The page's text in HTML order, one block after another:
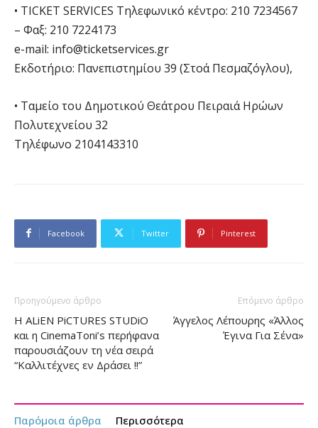
• TICKET SERVICES Τηλεφωνικό κέντρο: 210 7234567
– Φαξ: 210 7224173
e-mail: info@ticketservices.gr
Εκδοτήριο: Πανεπιστημίου 39 (Στοά Πεσμαζόγλου),
• Ταμείο του Δημοτικού Θεάτρου Πειραιά Ηρώων
Πολυτεχνείου 32
Τηλέφωνο 2104143310
Facebook Twitter Pinterest
Προηγούμενο άρθρο
Η ALiEN PiCTURES STUDiO
και η CinemaToni’s περήφανα
παρουσιάζουν τη νέα σειρά
“Καλλιτέχνες εν Δράσει !!”
Επόμενο άρθρο
Άγγελος Λέπουρης «Άλλος
Έγινα Για Σένα»
Παρόμοια άρθρα Περισσότερα